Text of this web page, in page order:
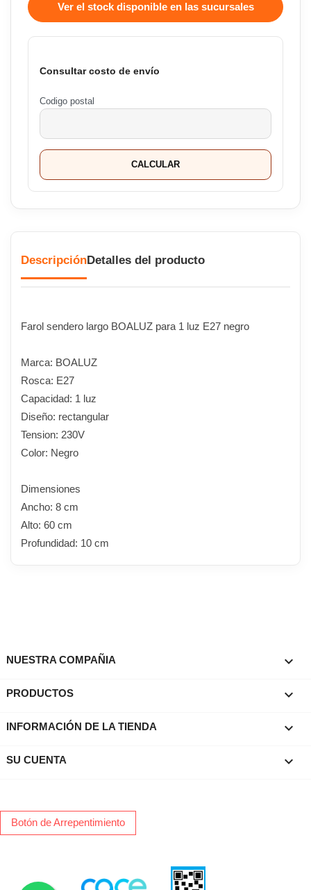
Ver el stock disponible en las sucursales
Consultar costo de envío
Codigo postal
CALCULAR
DescripciónDetalles del producto
Farol sendero largo BOALUZ para 1 luz E27 negro
Marca: BOALUZ
Rosca: E27
Capacidad: 1 luz
Diseño: rectangular
Tension: 230V
Color: Negro
Dimensiones
Ancho: 8 cm
Alto: 60 cm
Profundidad: 10 cm
NUESTRA COMPAÑIA 
PRODUCTOS 
INFORMACIÓN DE LA TIENDA keyboard_arrow_down
SU CUENTA 
Botón de Arrepentimiento